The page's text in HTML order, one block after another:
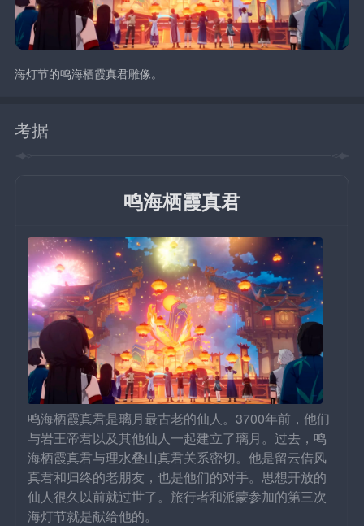
海灯节的鸣海栖霞真君雕像。
考据
鸣海栖霞真君
鸣海栖霞真君是璃月最古老的仙人。3700年前，他们
与岩王帝君以及其他仙人一起建立了璃月。过去，鸣
海栖霞真君与理水叠山真君关系密切。他是留云借风
真君和归终的老朋友，也是他们的对手。思想开放的
仙人很久以前就过世了。旅行者和派蒙参加的第三次
海灯节就是献给他的。